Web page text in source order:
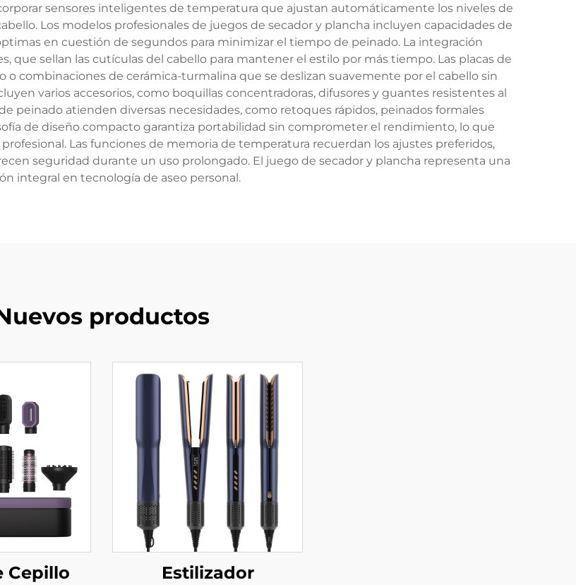
sensores inteligentes de temperatura que ajustan automáticamente los niveles de
Los modelos profesionales de juegos de secador y plancha incluyen capacidades de
en cuestión de segundos para minimizar el tiempo de peinado. La integración
que sellan las cutículas del cabello para mantener el estilo por más tiempo. Las placas de
o combinaciones de cerámica-turmalina que se deslizan suavemente por el cabello sin
varios accesorios, como boquillas concentradoras, difusores y guantes resistentes al
peinado atienden diversas necesidades, como retoques rápidos, peinados formales
de diseño compacto garantiza portabilidad sin comprometer el rendimiento, lo que
Las funciones de memoria de temperatura recuerdan los ajustes preferidos,
seguridad durante un uso prolongado. El juego de secador y plancha representa una
integral en tecnología de aseo personal.
productos
Cepillo
Estilizador